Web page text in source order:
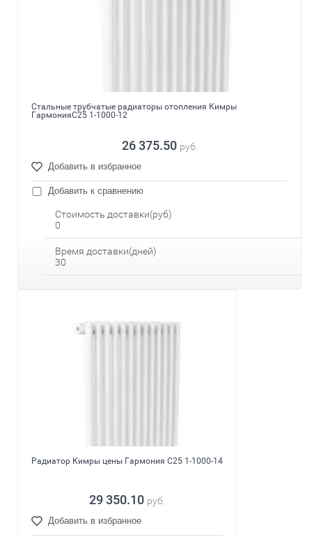
Стальные трубчатые радиаторы отопления Кимры
ГармонияС25 1-1000-12
26 375.50 руб.
Добавить в избранное
Добавить к сравнению
Стоимость доставки(руб)
0
Время доставки(дней)
30
Радиатор Кимры цены Гармония С25 1-1000-14
29 350.10 руб.
Добавить в избранное